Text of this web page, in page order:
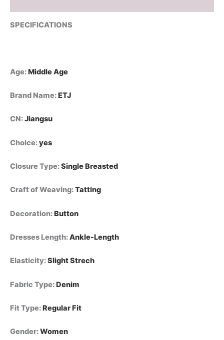
من
قسم
التحرير
الدنيم
ETJ
2025،
1975
عريضة
جانبي،
أنيق
عند
quantity
SPECIFICATIONS
Age:Middle Age
Brand Name:ETJ
CN:Jiangsu
Choice:yes
Closure Type:Single Breasted
Craft of Weaving:Tatting
Decoration:Button
Dresses Length:Ankle-Length
Elasticity:Slight Strech
Fabric Type:Denim
Fit Type:Regular Fit
Gender:Women